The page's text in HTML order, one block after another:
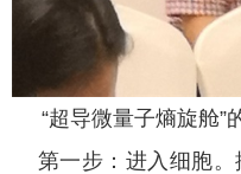
“超导微量子熵旋舱”
第一步：进入细胞。